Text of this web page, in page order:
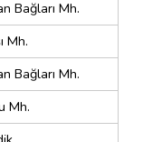
Bağları Mh.
Mh.
Bağları Mh.
Mh.